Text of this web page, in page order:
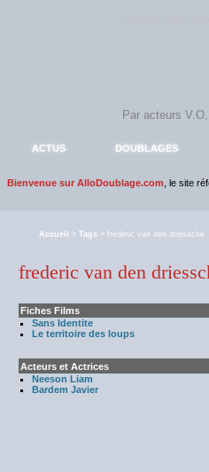
ACTUS DOUBLAGES
Bienvenue sur AlloDoublage.com , le site
Accueil > Tags > frederic van den driessche
frederic van den
Fiches Films
Sans Identite
Le territoire des loups
Acteurs et Actrices
Neeson Liam
Bardem Javier